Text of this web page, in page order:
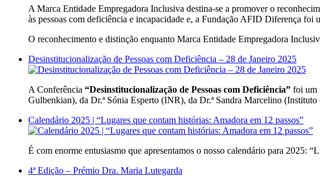
A Marca Entidade Empregadora Inclusiva destina-se a promover o
às pessoas com deficiência e incapacidade e, a Fundação AFID Diferença foi
O reconhecimento e distinção enquanto Marca Entidade Empregadora
Desinstitucionalização de Pessoas com Deficiência – 28 de Janeiro 2025
A Conferência “Desinstitucionalização de Pessoas com Deficiência” foi um
Gulbenkian), da Dr.ª Sónia Esperto (INR), da Dr.ª Sandra Marcelino
Calendário 2025 | “Lugares que contam histórias: Amadora em 12 passos”
É com enorme entusiasmo que apresentamos o nosso calendário para 2025:
4ª Edição – Prémio Dra. Maria Lutegarda